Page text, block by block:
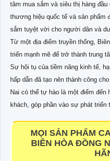
tâm mua sắm và siêu thị hàng
thương hiệu quốc tế và sản phẩm
sắm tuyệt vời cho người dân và
Từ một địa điểm truyền thống,
triển mạnh mẽ để trở thành trung
Sự hội tụ của tiềm năng kinh tế,
hấp dẫn đã tạo nên thành công
Nai có thể tự hào là một điểm đến
khách, góp phần vào sự phát
MỌI SẢN PHẨM
BIÊN HÒA ĐỒNG